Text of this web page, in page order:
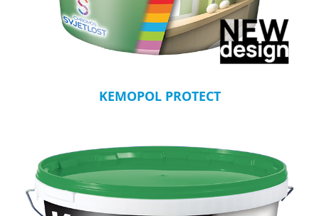
KEMOPOL PROTECT